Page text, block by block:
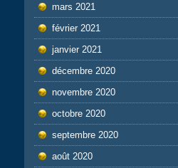
mars 2021
février 2021
janvier 2021
décembre 2020
novembre 2020
octobre 2020
septembre 2020
août 2020